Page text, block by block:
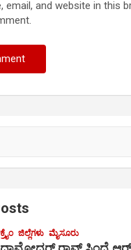
email, and website in this
ಕ್ರೈಂ ಜಿಲ್ಲೆಗಳು ಮೈಸೂರು